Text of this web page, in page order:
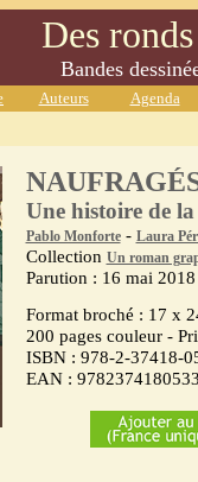
Des
Bandes
Auteurs Agenda
Une histoire de
Pablo Monforte- Laura
Collection Un roman
Parution : 16 mai 2018
Format broché : 17 x
200 pages couleur -
ISBN : 978-2-37418-
EAN :